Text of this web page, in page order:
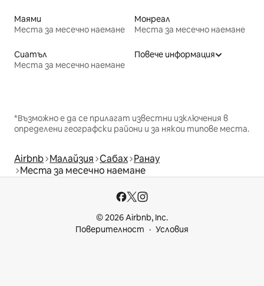
Маями
Места за месечно наемане
Монреал
Места за месечно наемане
Сиатъл
Места за месечно наемане
Повече информация
*Възможно е да се прилагат известни изключения в
определени географски райони и за някои типове места.
Airbnb Малайзия Сабах Ранау
Места за месечно наемане
© 2026 Airbnb, Inc.
Поверителност
Условия